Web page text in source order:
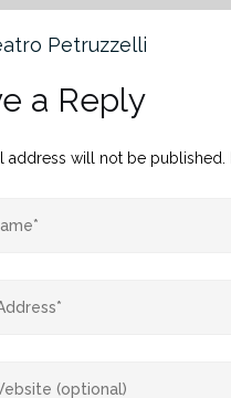
Petruzzelli
a Reply
address will not be published.